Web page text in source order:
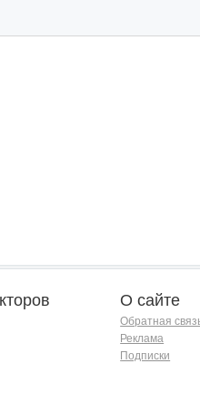
О сайте
Обратная
Реклама
Подписки